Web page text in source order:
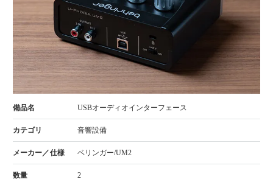
USBオーディオインターフェース
音響設備
ベリンガー/UM2
2